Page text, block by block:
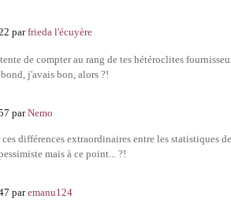
parfrieda l'écuyère
de compter au rang de tes hétéroclites
j'avais bon, alors ?!
parNemo
différences extraordinaires entre les statistiques
mais à ce point... ?!
paremanu124